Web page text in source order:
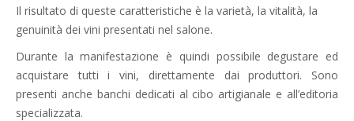
Il risultato di queste caratteristiche è la varietà, la vitalità, la
genuinità dei vini presentati nel salone.
Durante la manifestazione è quindi possibile degustare ed
acquistare tutti i vini, direttamente dai produttori. Sono
presenti anche banchi dedicati al cibo artigianale e all’editoria
specializzata.